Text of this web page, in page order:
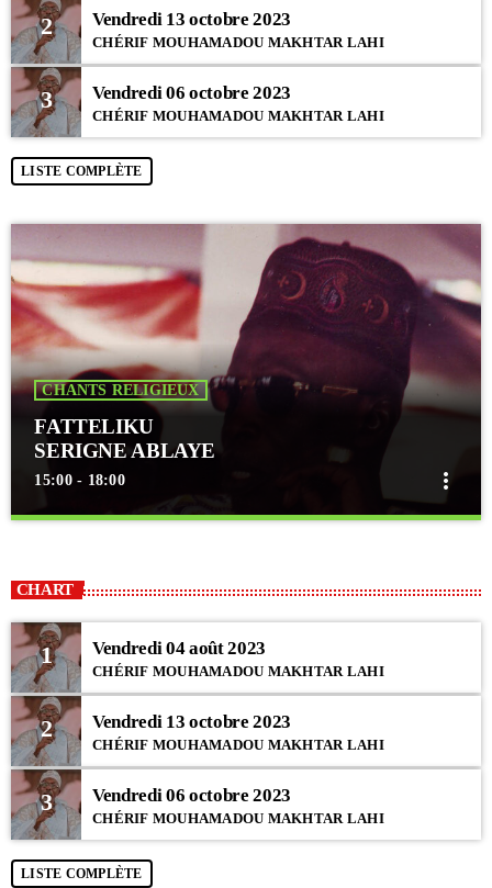
2 Vendredi 13 octobre 2023
CHÉRIF MOUHAMADOU MAKHTAR LAHI
3 Vendredi 06 octobre 2023
CHÉRIF MOUHAMADOU MAKHTAR LAHI
LISTE COMPLÈTE
CHANTS RELIGIEUX
FATTELIKU
SERIGNE ABLAYE
15:00 - 18:00 more_vert
A travers cette émission, nous rendons un hommage plus que mérité à
Seydina El hadji Abdoulaye Thiaw Lahi en vous faisant réécouter ses
conférences, causeries et autre animation de chants religieux.
CHART
1 Vendredi 04 août 2023
CHÉRIF MOUHAMADOU MAKHTAR LAHI
2 Vendredi 13 octobre 2023
CHÉRIF MOUHAMADOU MAKHTAR LAHI
3 Vendredi 06 octobre 2023
CHÉRIF MOUHAMADOU MAKHTAR LAHI
LISTE COMPLÈTE